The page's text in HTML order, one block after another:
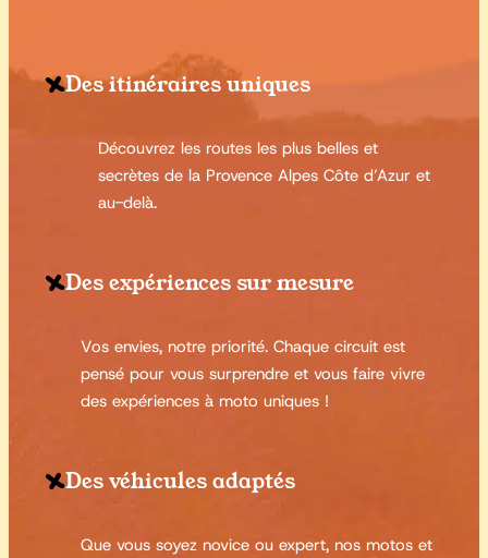
Des itinéraires uniques
Découvrez les routes les plus belles et
secrètes de la Provence Alpes Côte d’Azur et
au-delà.
Des expériences sur mesure
Vos envies, notre priorité. Chaque circuit est
pensé pour vous surprendre et vous faire vivre
des expériences à moto uniques !
Des véhicules adaptés
Que vous soyez novice ou expert, nos motos et